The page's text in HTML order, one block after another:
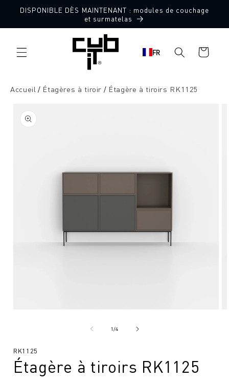
directement
DISPONIBLE DÈS MAINTENANT : modules de couchage
et surmatelas
FR
Panier
d'achat
Accueil Étagères à tiroir Étagère à tiroirs RK1125
sur le
produit
modal
1/de4
SKU
RK1125
Étagère à tiroirs RK1125